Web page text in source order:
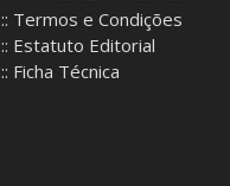
:: Termos e Condições
:: Estatuto Editorial
:: Ficha Técnica